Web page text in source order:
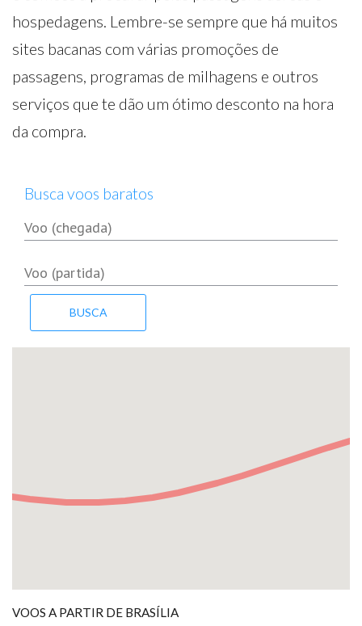
hospedagens. Lembre-se sempre que há muitos
sites bacanas com várias promoções de
passagens, programas de milhagens e outros
serviços que te dão um ótimo desconto na hora
da compra.
Busca voos baratos
VOOS A PARTIR DE BRASÍLIA